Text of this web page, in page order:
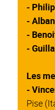
-
-
-
-
Les
-
Pise